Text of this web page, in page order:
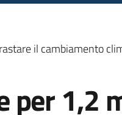
il cambiamento
per 1,2